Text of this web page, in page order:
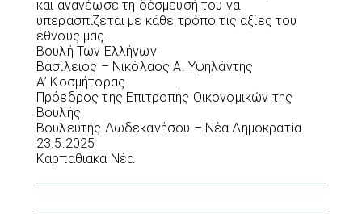
και ανανέωσε τη δέσμευσή του να
υπερασπίζεται με κάθε τρόπο τις αξίες του
έθνους μας.
Βουλή Των Ελλήνων
Βασίλειος – Νικόλαος Α. Υψηλάντης
Α’ Κοσμήτορας
Πρόεδρος της Επιτροπής Οικονομικών της
Βουλής
Βουλευτής Δωδεκανήσου – Νέα Δημοκρατία
23.5.2025
Καρπαθιακα Νέα